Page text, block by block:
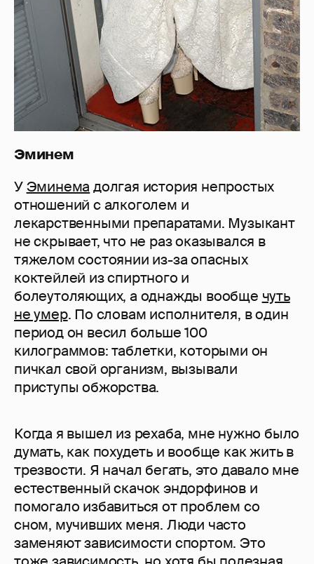
Эминем
УЭминема долгая история непростых
отношений с алкоголем и
лекарственными препаратами. Музыкант
не скрывает, что не раз оказывался в
тяжелом состоянии из-за опасных
коктейлей из спиртного и
болеутоляющих, а однажды вообще чуть
не умер. По словам исполнителя, в один
период он весил больше 100
килограммов: таблетки, которыми он
пичкал свой организм, вызывали
приступы обжорства.
Когда я вышел из рехаба, мне нужно было
думать, как похудеть и вообще как жить в
трезвости. Я начал бегать, это давало мне
естественный скачок эндорфинов и
помогало избавиться от проблем со
сном, мучивших меня. Люди часто
заменяют зависимости спортом. Это